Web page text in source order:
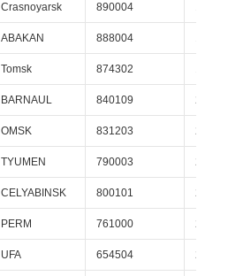
Crasnoyarsk 890004
ABAKAN 888004
Tomsk 874302
BARNAUL 840109 20
OMSK 831203 21
TYUMEN 790003 23
CELYABINSK 800101 24
PERM 761000 25
UFA 654504 25